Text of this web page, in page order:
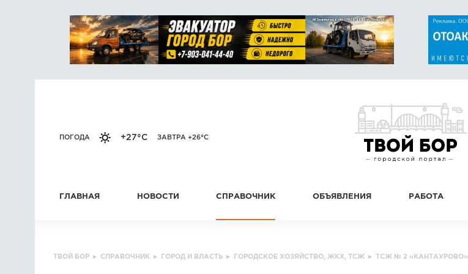
ПОГОДА +27°C ЗАВТРА +26°C
ГЛАВНАЯ НОВОСТИ СПРАВОЧНИК ОБЪЯВЛЕНИЯ РАБОТА
ТВОЙ БОР ▸ СПРАВОЧНИК ▸ ГОРОД И ВЛАСТЬ ▸ ГОРОДСКОЕ ХОЗЯЙСТВО, ЖКХ, ТСЖ ▸ ТСЖ № 2 «КАНТАУРОВО»